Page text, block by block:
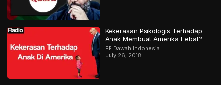
Kekerasan Psikologis Terhadap
Anak Membuat Amerika Hebat?
EF Dawah Indonesia
July 26, 2018